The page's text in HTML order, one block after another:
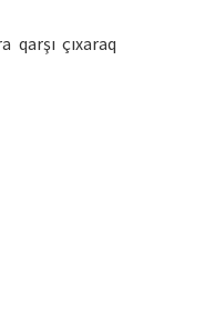
çıxaraq